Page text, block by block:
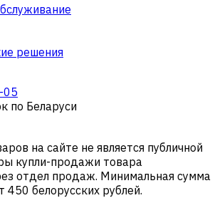
решения
05
по Беларуси
на сайте не является публичной
купли-продажи товара
отдел продаж. Минимальная сумма
450 белорусских рублей.